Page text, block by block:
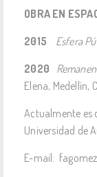
OBRA EN
2015
Esfera
2020
Elena, Medellín,
Actualmente es
Universidad de
E-mail: